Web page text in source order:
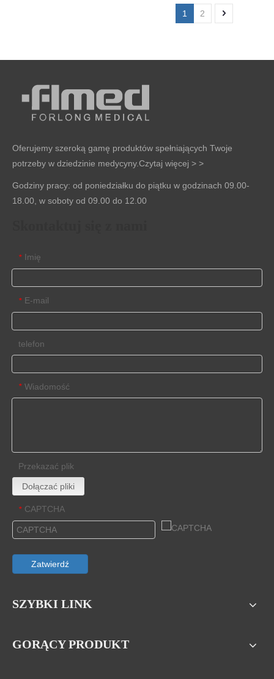
1 2
Oferujemy szeroką gamę produktów spełniających Twoje
potrzeby w dziedzinie medycyny.Czytaj więcej > >
Godziny pracy: od poniedziałku do piątku w godzinach 09.00-
18.00, w soboty od 09.00 do 12.00
* Imię
* E-mail
telefon
* Wiadomość
Przekazać plik
Dołączać pliki
* CAPTCHA
Zatwierdź
SZYBKI LINK
GORĄCY PRODUKT